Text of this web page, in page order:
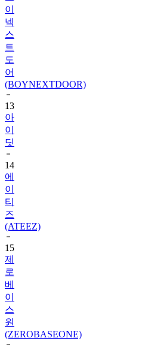
이
넥
스
트
도
어
(BOYNEXTDOOR)
13
아
이
딧
14
에
이
티
즈
(ATEEZ)
15
제
로
베
이
스
원
(ZEROBASEONE)